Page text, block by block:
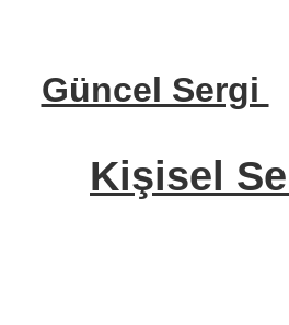
Güncel Sergi
Kişisel